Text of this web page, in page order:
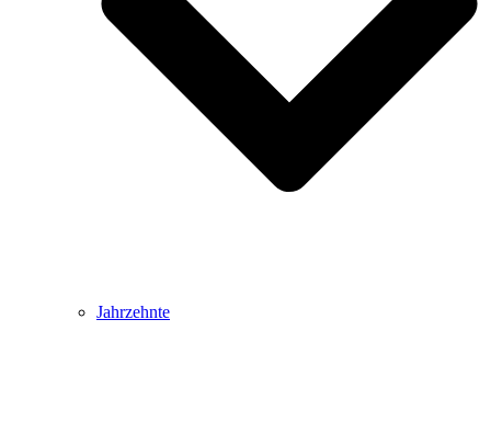
Jahrzehnte